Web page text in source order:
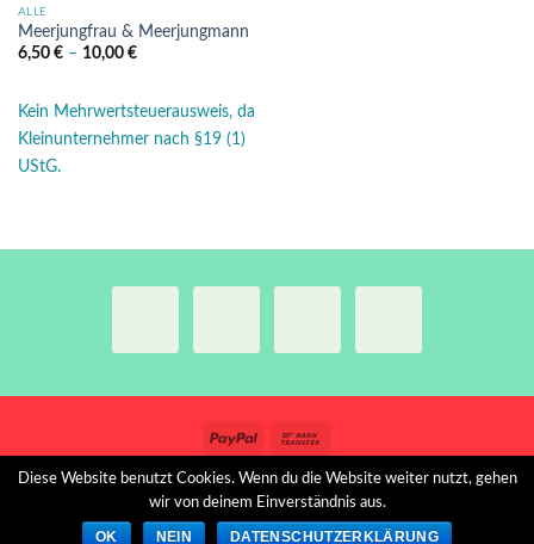
ALLE
Meerjungfrau & Meerjungmann
6,50 €– 10,00 €
Kein Mehrwertsteuerausweis, da
Kleinunternehmer nach §19 (1)
UStG.
VERSANDBEDINGUNGEN WIDERRUFSRECHT
AGB
IMPRESSUM
DATENSCHUTZERKLÄRUNG
Copyright 2026 ©Stickbengel
Diese Website benutzt Cookies. Wenn du die Website weiter nutzt, gehen
wir von deinem Einverständnis aus.
OK NEIN DATENSCHUTZERKLÄRUNG